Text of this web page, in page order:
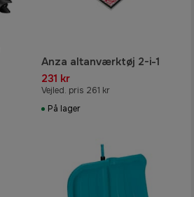
Anza altanværktøj 2-i-1
231 kr
Vejled. pris 261 kr
På lager